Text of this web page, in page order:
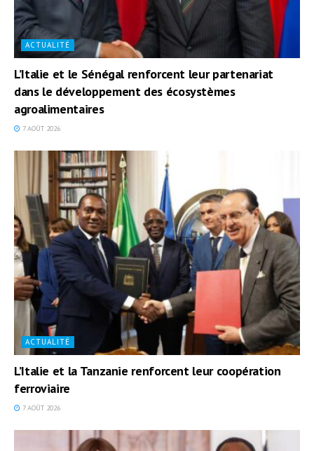
ACTUALITÉ
L’Italie et le Sénégal renforcent leur partenariat
dans le développement des écosystèmes
agroalimentaires
7 AOÛT 2026
ACTUALITÉ
L’Italie et la Tanzanie renforcent leur coopération
ferroviaire
7 AOÛT 2026